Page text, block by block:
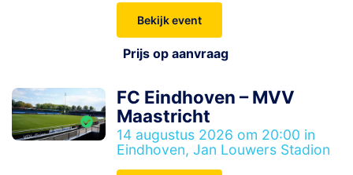
Bekijk event
Prijs op aanvraag
FC Eindhoven – MVV
Maastricht
14 augustus 2026 om 20:00 in
Eindhoven, Jan Louwers Stadion